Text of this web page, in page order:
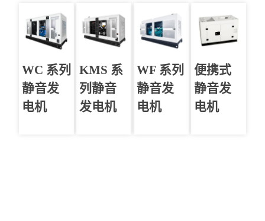
WC 系列
静音发
电机
KMS 系
列静音
发电机
WF 系列
静音发
电机
便携式
静音发
电机